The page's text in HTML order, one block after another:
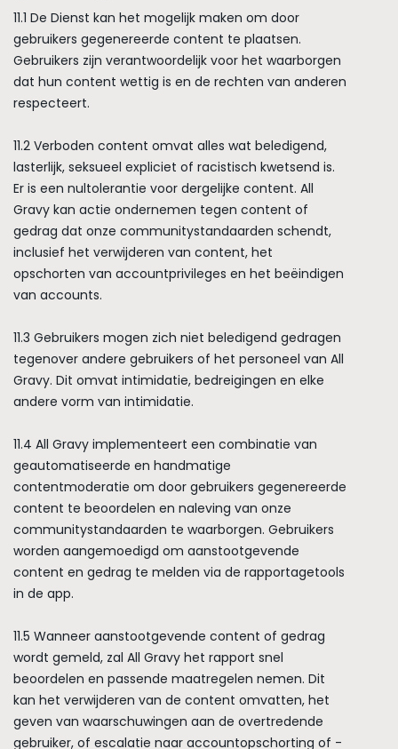
11.1 De Dienst kan het mogelijk maken om door
gebruikers gegenereerde content te plaatsen.
Gebruikers zijn verantwoordelijk voor het waarborgen
dat hun content wettig is en de rechten van anderen
respecteert.
11.2 Verboden content omvat alles wat beledigend,
lasterlijk, seksueel expliciet of racistisch kwetsend is.
Er is een nultolerantie voor dergelijke content. All
Gravy kan actie ondernemen tegen content of
gedrag dat onze communitystandaarden schendt,
inclusief het verwijderen van content, het
opschorten van accountprivileges en het beëindigen
van accounts.
11.3 Gebruikers mogen zich niet beledigend gedragen
tegenover andere gebruikers of het personeel van All
Gravy. Dit omvat intimidatie, bedreigingen en elke
andere vorm van intimidatie.
11.4 All Gravy implementeert een combinatie van
geautomatiseerde en handmatige
contentmoderatie om door gebruikers gegenereerde
content te beoordelen en naleving van onze
communitystandaarden te waarborgen. Gebruikers
worden aangemoedigd om aanstootgevende
content en gedrag te melden via de rapportagetools
in de app.
11.5 Wanneer aanstootgevende content of gedrag
wordt gemeld, zal All Gravy het rapport snel
beoordelen en passende maatregelen nemen. Dit
kan het verwijderen van de content omvatten, het
geven van waarschuwingen aan de overtredende
gebruiker, of escalatie naar accountopschorting of -